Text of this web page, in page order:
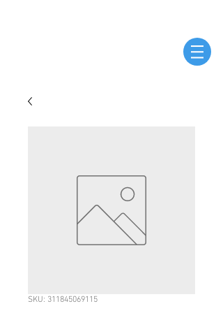
SKU: 311845069115